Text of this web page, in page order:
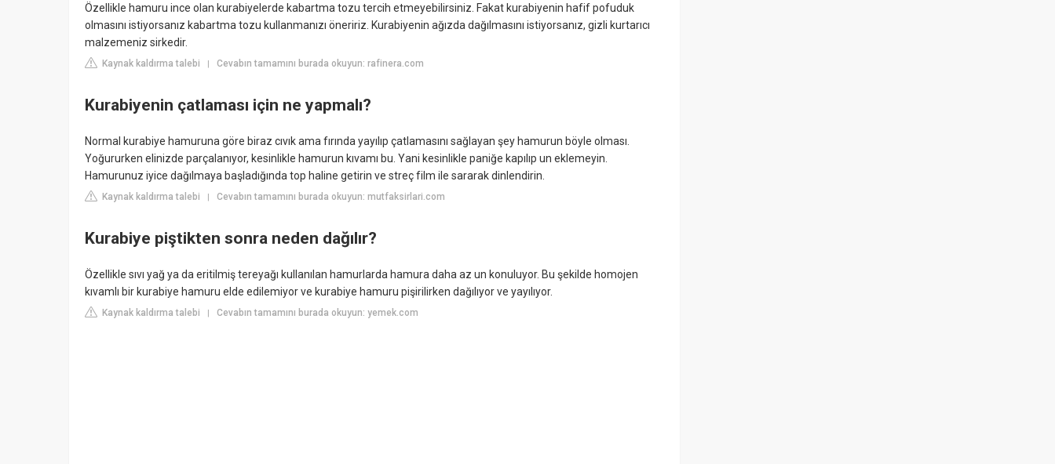
Özellikle hamuru ince olan kurabiyelerde kabartma tozu tercih etmeyebilirsiniz. Fakat kurabiyenin hafif pofuduk
olmasını istiyorsanız kabartma tozu kullanmanızı öneririz. Kurabiyenin ağızda dağılmasını istiyorsanız, gizli kurtarıcı
malzemeniz sirkedir.
Kaynak kaldırma talebi | Cevabın tamamını burada okuyun: rafinera.com
Kurabiyenin çatlaması için ne yapmalı?
Normal kurabiye hamuruna göre biraz cıvık ama fırında yayılıp çatlamasını sağlayan şey hamurun böyle olması.
Yoğururken elinizde parçalanıyor, kesinlikle hamurun kıvamı bu. Yani kesinlikle paniğe kapılıp un eklemeyin.
Hamurunuz iyice dağılmaya başladığında top haline getirin ve streç film ile sararak dinlendirin.
Kaynak kaldırma talebi | Cevabın tamamını burada okuyun: mutfaksirlari.com
Kurabiye piştikten sonra neden dağılır?
Özellikle sıvı yağ ya da eritilmiş tereyağı kullanılan hamurlarda hamura daha az un konuluyor. Bu şekilde homojen
kıvamlı bir kurabiye hamuru elde edilemiyor ve kurabiye hamuru pişirilirken dağılıyor ve yayılıyor.
Kaynak kaldırma talebi | Cevabın tamamını burada okuyun: yemek.com